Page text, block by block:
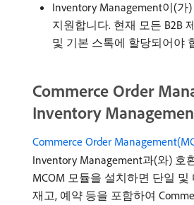
Inventory Management이(가
지원합니다. 현재 모든 B2B
및 기본 스톡에 할당되어야
Commerce Order
Inventory
Commerce Order
Inventory Management과(와) 호
MCOM 모듈을 설치하면 단일 및
재고, 예약 등을 포함하여